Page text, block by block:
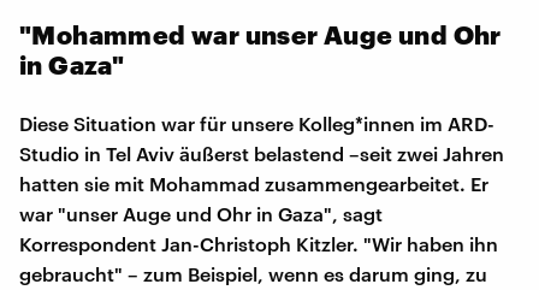
"Mohammed war unser Auge und Ohr
in Gaza"
Diese Situation war für unsere Kolleg*innen im ARD-
Studio in Tel Aviv äußerst belastend –seit zwei Jahren
hatten sie mit Mohammad zusammengearbeitet. Er
war "unser Auge und Ohr in Gaza", sagt
Korrespondent Jan-Christoph Kitzler. "Wir haben ihn
gebraucht" – zum Beispiel, wenn es darum ging, zu